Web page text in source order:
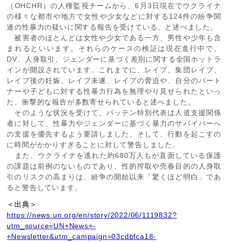
（OHCHR）の人権監視チームから、6月3日現在でウクライナ
の様々な都市や地方で女性や少女などに対する124件の紛争関
連の性暴力の疑いに関する報告を受けている、と述べました。
被害者のほとんどは女性や少女である一方、男性や少年も含
まれるといいます。それらのケースの検証は現在進行中で、
DV、人身取引、ジェンダーに基づく差別に関する全国ホットラ
インが開設されています。これまでに、レイプ、集団レイプ、
レイプ後の妊娠、レイプ未遂、レイプの脅迫や、自分のパート
ナーや子どもに対する性暴力行為を無理やり見せられたといっ
た、衝撃的な報告が多数寄せられていると述べました。
そのような状況を受けて、パッテン特別代表は人道支援関係
者に対して、性暴力やジェンダーに基づく暴力のサバイバーへ
の支援を優先するよう要請しました。そして、行動を起こすの
に時間がかかりすぎることに対して警告しました。
また、ウクライナを逃れた約680万人もが直面している保護
の課題は前例のないものであり、性的搾取や売春目的の人身取
引のリスクの高まりは、紛争の開始以来「驚くほど明白」であ
ると警告しています。
＜出典＞
https://news.un.org/en/story/2022/06/1119832?
utm_source=UN+News+-
+Newsletter&utm_campaign=03cdbfca18-